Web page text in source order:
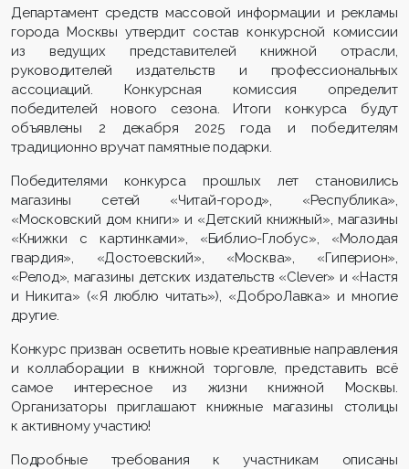
Департамент средств массовой информации и рекламы
города Москвы утвердит состав конкурсной комиссии
из ведущих представителей книжной отрасли,
руководителей издательств и профессиональных
ассоциаций. Конкурсная комиссия определит
победителей нового сезона. Итоги конкурса будут
объявлены 2 декабря 2025 года и победителям
традиционно вручат памятные подарки.
Победителями конкурса прошлых лет становились
магазины сетей «Читай-город», «Республика»,
«Московский дом книги» и «Детский книжный», магазины
«Книжки с картинками», «Библио-Глобус», «Молодая
гвардия», «Достоевский», «Москва», «Гиперион»,
«Релод», магазины детских издательств «Clever» и «Настя
и Никита» («Я люблю читать»), «ДоброЛавка» и многие
другие.
Конкурс призван осветить новые креативные направления
и коллаборации в книжной торговле, представить всё
самое интересное из жизни книжной Москвы.
Организаторы приглашают книжные магазины столицы
к активному участию!
Подробные требования к участникам описаны